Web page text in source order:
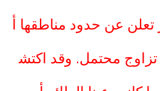
تعلن عن حدود مناطقها أ
محتمل. وقد اكتش